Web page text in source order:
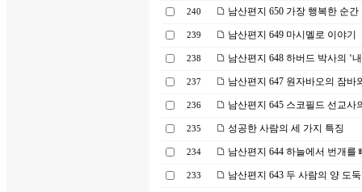
240 남산편지 650 가장 행복한 순간
239 남산편지 649 마시멜로 이야기
238 남산편지 648 하버드 박사의 ‘
237 남산편지 647 원자바오의 잠바
236 남산편지 645 스코필드 선교사
235 성공한 사람의 세 가지 특징
234 남산편지 644 하늘에서 번개를
233 남산편지 643 두 사람의 양 도둑